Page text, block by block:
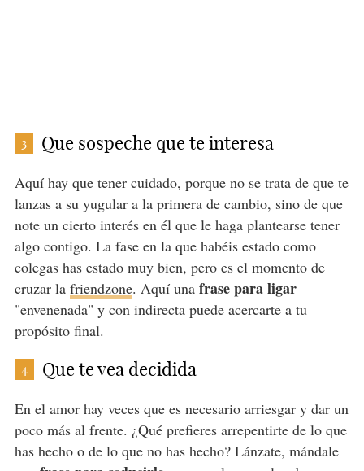
3 Que sospeche que te interesa
Aquí hay que tener cuidado, porque no se trata de que te
lanzas a su yugular a la primera de cambio, sino de que
note un cierto interés en él que le haga plantearse tener
algo contigo. La fase en la que habéis estado como
colegas has estado muy bien, pero es el momento de
cruzar la friendzone. Aquí una frase para ligar
"envenenada" y con indirecta puede acercarte a tu
propósito final.
4 Que te vea decidida
En el amor hay veces que es necesario arriesgar y dar un
poco más al frente. ¿Qué prefieres arrepentirte de lo que
has hecho o de lo que no has hecho? Lánzate, mándale